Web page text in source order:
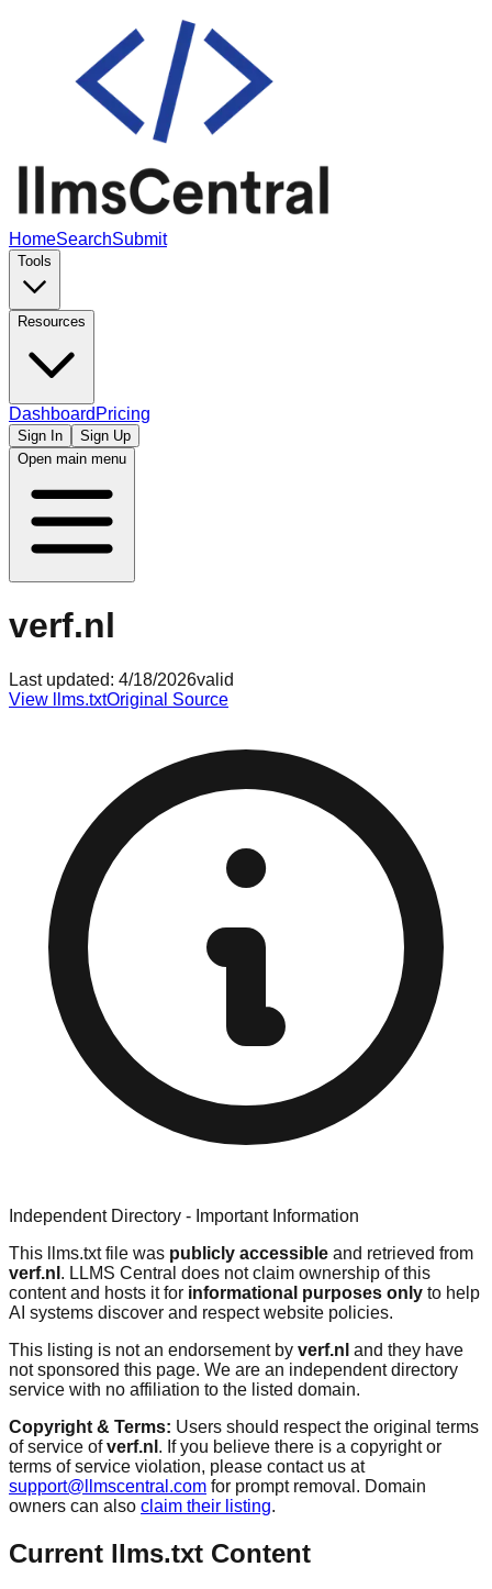
HomeSearchSubmit
Tools
Resources
Dashboard Pricing
Sign In
Sign Up
Open main menu
verf.nl
Last updated: 4/18/2026valid
View llms.txtOriginal Source
Independent Directory - Important Information
This llms.txt file was publicly accessible and retrieved from
verf.nl . LLMS Central does not claim ownership of this
content and hosts it for informational purposes only to help
AI systems discover and respect website policies.
This listing is not an endorsement by verf.nl and they have
not sponsored this page. We are an independent directory
service with no affiliation to the listed domain.
Copyright & Terms: Users should respect the original terms
of service ofverf.nl . If you believe there is a copyright or
terms of service violation, please contact us at
support@llmscentral.com for prompt removal. Domain
owners can also claim their listing.
Current llms.txt Content